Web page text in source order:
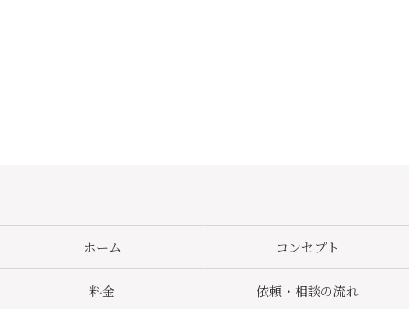
ホーム コンセプト
料金 依頼・相談の流れ